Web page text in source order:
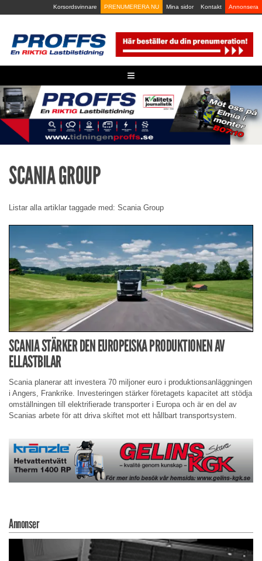
to
Korsordsvinnare PRENUMERERA NU Mina sidor Kontakt Annonsera
≡
SCANIA GROUP
Listar alla artiklar taggade med: Scania Group
SCANIA STÄRKER DEN EUROPEISKA PRODUKTIONEN AV
ELLASTBILAR
Scania planerar att investera 70 miljoner euro i produktionsanläggningen
i Angers, Frankrike. Investeringen stärker företagets kapacitet att stödja
omställningen till elektrifierade transporter i Europa och är en del av
Scanias arbete för att driva skiftet mot ett hållbart transportsystem.
Annonser